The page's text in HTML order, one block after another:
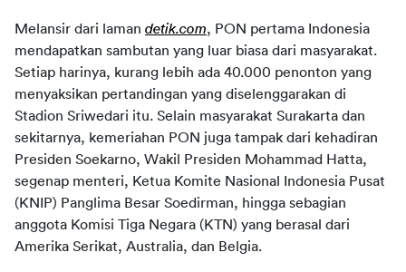
Melansir dari laman detik.com, PON pertama Indonesia
mendapatkan sambutan yang luar biasa dari masyarakat.
Setiap harinya, kurang lebih ada 40.000 penonton yang
menyaksikan pertandingan yang diselenggarakan di
Stadion Sriwedari itu. Selain masyarakat Surakarta dan
sekitarnya, kemeriahan PON juga tampak dari kehadiran
Presiden Soekarno, Wakil Presiden Mohammad Hatta,
segenap menteri, Ketua Komite Nasional Indonesia Pusat
(KNIP) Panglima Besar Soedirman, hingga sebagian
anggota Komisi Tiga Negara (KTN) yang berasal dari
Amerika Serikat, Australia, dan Belgia.